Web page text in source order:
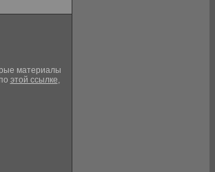
материалы
этой ссылке,